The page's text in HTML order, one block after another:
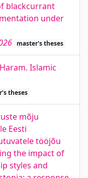
blackcurrant
under
master's theses
Islamic
theses
mõju
Eesti
tööjõu
the impact of
styles and